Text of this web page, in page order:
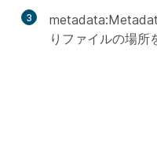
3
りファイルの場所